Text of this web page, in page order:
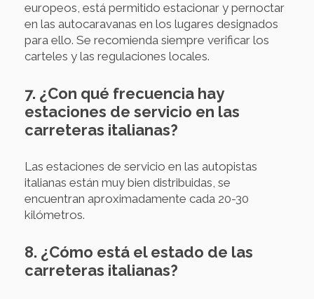
europeos, está permitido estacionar y pernoctar
en las autocaravanas en los lugares designados
para ello. Se recomienda siempre verificar los
carteles y las regulaciones locales.
7. ¿Con qué frecuencia hay
estaciones de servicio en las
carreteras italianas?
Las estaciones de servicio en las autopistas
italianas están muy bien distribuidas, se
encuentran aproximadamente cada 20-30
kilómetros.
8. ¿Cómo está el estado de las
carreteras italianas?